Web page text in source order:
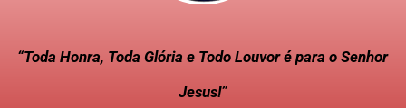
“Toda Honra, Toda Glória e Todo Louvor é para o Senhor
Jesus!”